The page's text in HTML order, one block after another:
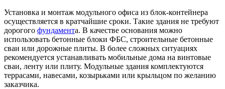
Установка и монтаж модульного офиса из блок-контейнера
осуществляется в кратчайшие сроки. Такие здания не требуют
дорогого фундамента. В качестве основания можно
использовать бетонные блоки ФБС, строительные бетонные
сваи или дорожные плиты. В более сложных ситуациях
рекомендуется устанавливать мобильные дома на винтовые
сваи, ленту или плиту. Модульные здания комплектуются
террасами, навесами, козырьками или крыльцом по желанию
заказчика.